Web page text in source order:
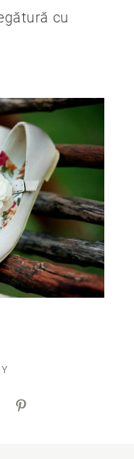
cu